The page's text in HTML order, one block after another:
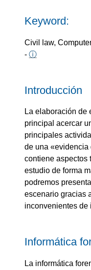
Keyword:
Civil law,
- ⓘ
Introducción
La elaboración de
principal acercar
principales
de una «evidencia
contiene aspectos
estudio de forma
podremos
escenario gracias
inconvenientes de
Informática
La informática